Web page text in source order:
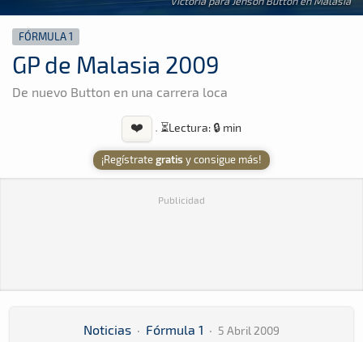
FÓRMULA 1
GP de Malasia 2009
De nuevo Button en una carrera loca
❤️ · ⏳Lectura: 🔒 min
¡Regístrategratis y consigue más!
Publicidad
Noticias · Fórmula 1 · 5 Abril 2009